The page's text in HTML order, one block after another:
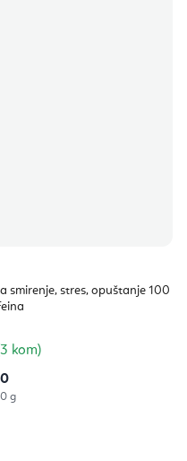
smirenje, stres, opuštanje 100
kom)
g